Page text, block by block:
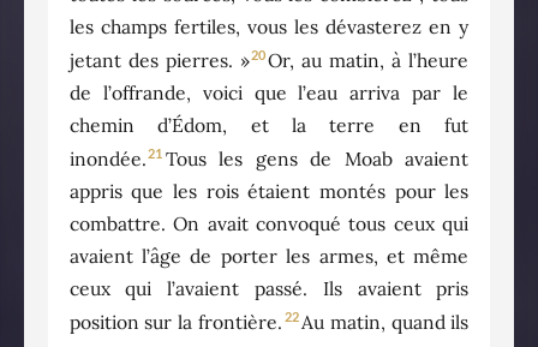
les champs fertiles, vous les dévasterez en y
jetant des pierres. »20Or, au matin, à l’heure
de l’offrande, voici que l’eau arriva par le
chemin d’Édom, et la terre en fut
inondée.21 Tous les gens de Moab avaient
appris que les rois étaient montés pour les
combattre. On avait convoqué tous ceux qui
avaient l’âge de porter les armes, et même
ceux qui l’avaient passé. Ils avaient pris
position sur la frontière. 22Au matin, quand ils